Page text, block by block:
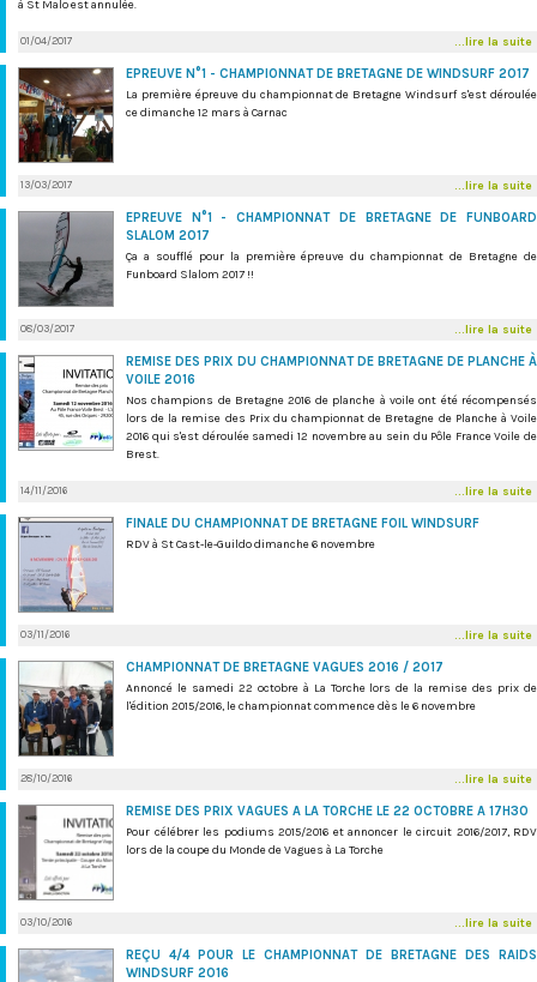
à St Malo est annulée.
01/04/2017 ...lire la suite
EPREUVE N°1 - CHAMPIONNAT DE BRETAGNE DE WINDSURF 2017
La première épreuve du championnat de Bretagne Windsurf s'est déroulée
ce dimanche 12 mars à Carnac
13/03/2017 ...lire la suite
EPREUVE N°1 - CHAMPIONNAT DE BRETAGNE DE FUNBOARD
SLALOM 2017
Ça a soufflé pour la première épreuve du championnat de Bretagne de
Funboard Slalom 2017 !!
08/03/2017 ...lire la suite
REMISE DES PRIX DU CHAMPIONNAT DE BRETAGNE DE PLANCHE À
VOILE 2016
Nos champions de Bretagne 2016 de planche à voile ont été récompensés
lors de la remise des Prix du championnat de Bretagne de Planche à Voile
2016 qui s'est déroulée samedi 12 novembre au sein du Pôle France Voile de
Brest.
14/11/2016 ...lire la suite
FINALE DU CHAMPIONNAT DE BRETAGNE FOIL WINDSURF
RDV à St Cast-le-Guildo dimanche 6 novembre
03/11/2016 ...lire la suite
CHAMPIONNAT DE BRETAGNE VAGUES 2016 / 2017
Annoncé le samedi 22 octobre à La Torche lors de la remise des prix de
l'édition 2015/2016, le championnat commence dès le 6 novembre
28/10/2016 ...lire la suite
REMISE DES PRIX VAGUES A LA TORCHE LE 22 OCTOBRE A 17H30
Pour célébrer les podiums 2015/2016 et annoncer le circuit 2016/2017, RDV
lors de la coupe du Monde de Vagues à La Torche
03/10/2016 ...lire la suite
REÇU 4/4 POUR LE CHAMPIONNAT DE BRETAGNE DES RAIDS
WINDSURF 2016